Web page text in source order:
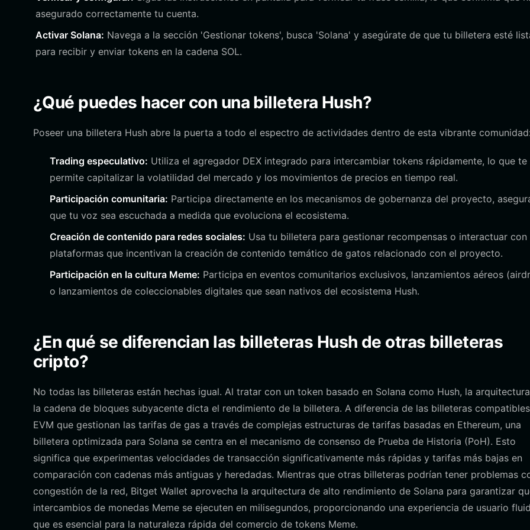
asegurado correctamente tu cuenta.
Activar Solana: Navega a la sección 'Gestionar tokens', busca 'Solana' y asegúrate de que tu billetera esté
para recibir y enviar tokens en la cadena SOL.
¿Qué puedes hacer con una billetera Hush?
Poseer una billetera Hush abre la puerta a todo el espectro de actividades dentro de esta vibrante comunidad:
Trading especulativo: Utiliza el agregador DEX integrado para intercambiar tokens rápidamente, lo que te
permite capitalizar la volatilidad del mercado y los movimientos de precios en tiempo real.
Participación comunitaria: Participa directamente en los mecanismos de gobernanza del proyecto,
que tu voz sea escuchada a medida que evoluciona el ecosistema.
Creación de contenido para redes sociales: Usa tu billetera para gestionar recompensas o interactuar con
plataformas que incentivan la creación de contenido temático de gatos relacionado con el proyecto.
Participación en la cultura Meme: Participa en eventos comunitarios exclusivos, lanzamientos aéreos
o lanzamientos de coleccionables digitales que sean nativos del ecosistema Hush.
¿En qué se diferencian las billeteras Hush de otras billeteras
cripto?
No todas las billeteras están hechas igual. Al tratar con un token basado en Solana como Hush, la
la cadena de bloques subyacente dicta el rendimiento de la billetera. A diferencia de las billeteras
EVM que gestionan las tarifas de gas a través de complejas estructuras de tarifas basadas en Ethereum, una
billetera optimizada para Solana se centra en el mecanismo de consenso de Prueba de Historia (PoH). Esto
significa que experimentas velocidades de transacción significativamente más rápidas y tarifas más bajas en
comparación con cadenas más antiguas y heredadas. Mientras que otras billeteras podrían tener problemas
congestión de la red, Bitget Wallet aprovecha la arquitectura de alto rendimiento de Solana para garantizar
intercambios de monedas Meme se ejecuten en milisegundos, proporcionando una experiencia de usuario
que es esencial para la naturaleza rápida del comercio de tokens Meme.